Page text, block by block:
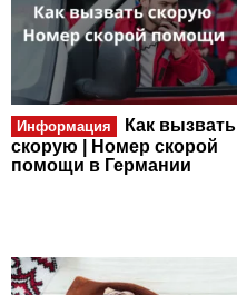
Информация
Как вызвать
скорую | Номер скорой
помощи в Германии